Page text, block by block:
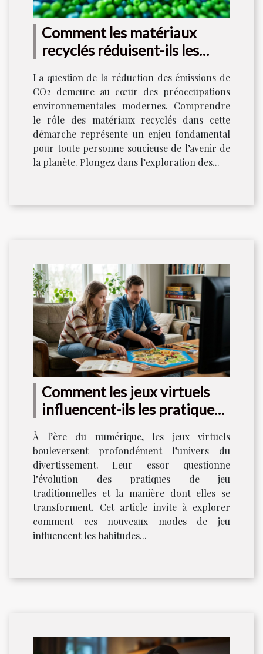
Comment les matériaux
recyclés réduisent-ils les
La question de la réduction des émissions de
CO2 demeure au cœur des préoccupations
environnementales modernes. Comprendre
le rôle des matériaux recyclés dans cette
démarche représente un enjeu fondamental
pour toute personne soucieuse de l’avenir de
la planète. Plongez dans l’exploration des...
Comment les jeux virtuels
influencent-ils les pratiques
À l’ère du numérique, les jeux virtuels
bouleversent profondément l’univers du
divertissement. Leur essor questionne
l’évolution des pratiques de jeu
traditionnelles et la manière dont elles se
transforment. Cet article invite à explorer
comment ces nouveaux modes de jeu
influencent les habitudes...